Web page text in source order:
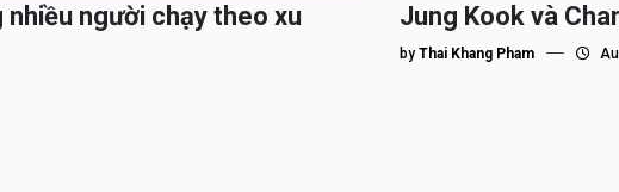
nhiều người chạy theo xu
Jung Kook và
by Thai Khang Pham